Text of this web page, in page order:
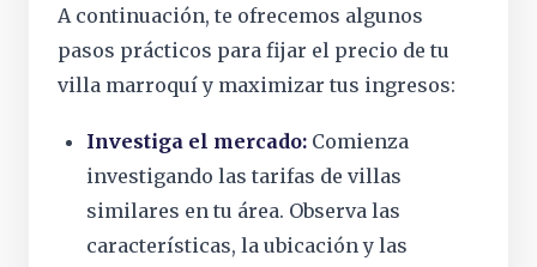
A continuación, te ofrecemos algunos
pasos prácticos para fijar el precio de tu
villa marroquí y maximizar tus ingresos:
Investiga el mercado: Comienza
investigando las tarifas de villas
similares en tu área. Observa las
características, la ubicación y las